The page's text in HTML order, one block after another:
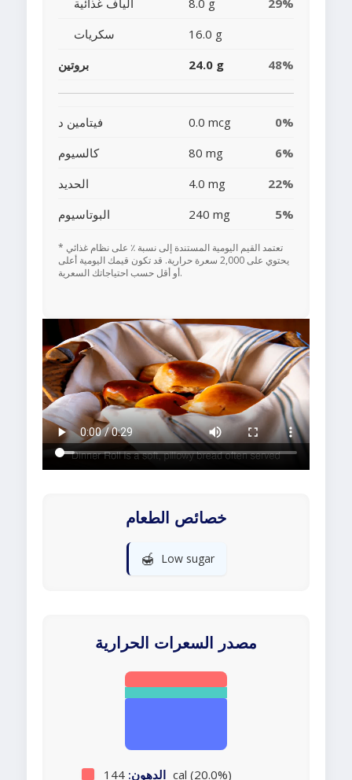
ألياف غذائية 8.0 g
29%
سكريات
16.0 g
بروتين
24.0 g 48%
فيتامين د 0.0 mcg
0%
كالسيوم
80 mg
6%
الحديد
4.0 mg
22%
البوتاسيوم
240 mg 5%
* تعتمد القيم اليومية المستندة إلى نسبة ٪ على نظام غذائي
يحتوي على 2,000 سعرة حرارية. قد تكون قيمك اليومية أعلى
أو أقل حسب احتياجاتك السعرية.
خصائص الطعام
🍯 Low sugar
مصدر السعرات الحرارية
الدهون: 144 cal (20.0%)